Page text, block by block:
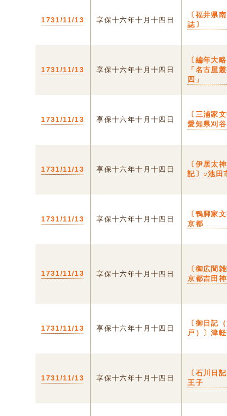
1731/11/13 享保十六年十月十四日
〔福井県
誌〕
1731/11/13 享保十六年十月十四日
〔編年大
「名古屋
四」
1731/11/13 享保十六年十月十四日
〔三浦家
愛知県刈谷
1731/11/13 享保十六年十月十四日
〔伊居太
記〕○池田
1731/11/13 享保十六年十月十四日
〔鴨脚家
京都
1731/11/13 享保十六年十月十四日
〔御広間
京都吉田
1731/11/13 享保十六年十月十四日
〔御日記
戸）〕津
1731/11/13 享保十六年十月十四日
〔石川日
王子